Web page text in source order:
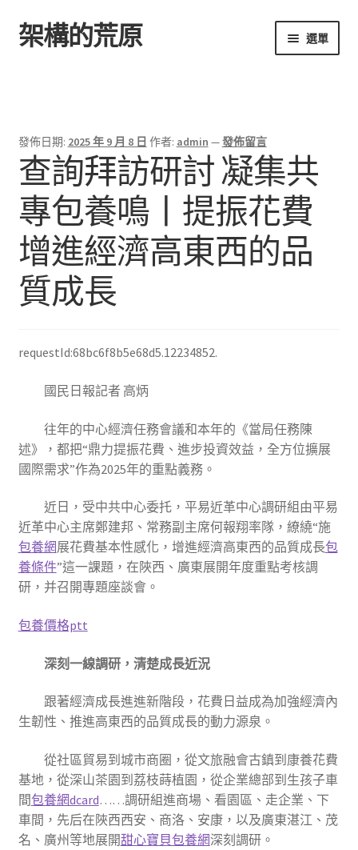
跳
至
跳
至
架構的荒原 選單
發佈日期: 2025 年 9 月 8 日 作者: admin —發佈留言
查詢拜訪研討 凝集共
專包養鳴丨提振花費
增進經濟高東西的品
質成長
requestId:68bc6f8b5e68d5.12234852.
國民日報記者 高炳
往年的中心經濟任務會議和本年的《當局任務陳
述》，都把“鼎力提振花費、進步投資效益，全方位擴展
國際需求”作為2025年的重點義務。
近日，受中共中心委托，平易近革中心調研組由平易
近革中心主席鄭建邦、常務副主席何報翔率隊，繚繞“施
包養網展花費基本性感化，增進經濟高東西的品質成長包
養條件”這一課題，在陜西、廣東展開年度重點考核調
研，并召開專題座談會。
包養價格ptt
深刻一線調研，清楚成長近況
跟著經濟成長進進新階段，花費日益成為加強經濟內
生韌性、推進高東西的品質成長的動力源泉。
從社區貿易到城市商圈，從文旅融會古鎮到康養花費
基地，從深山茶園到荔枝蒔植園，從企業總部到生孩子車
間包養網dcard……調研組進商場、看園區、走企業、下
車間，先后在陜西西安、商洛、安康，以及廣東湛江、茂
名、廣州等地展開甜心寶貝包養網深刻調研。